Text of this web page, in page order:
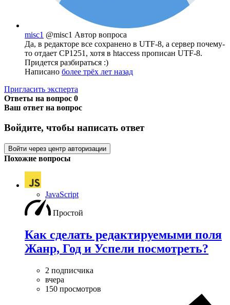
misc1 @misc1 Автор вопроса
Да, в редакторе все сохранено в UTF-8, а сервер почему-
то отдает CP1251, хотя в htaccess прописан UTF-8.
Придется разбираться :)
Написано более трёх лет назад
Пригласить эксперта
Ответы на вопрос 0
Ваш ответ на вопрос
Войдите, чтобы написать ответ
Войти через центр авторизации
Похожие вопросы
JavaScript
Простой
Как сделать редактируемыми поля
Жанр, Год и Успели посмотреть?
2 подписчика
вчера
150 просмотров